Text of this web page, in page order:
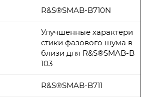
R&S®SMAB-B710N
Улучшенные характери
стики фазового шума в
близи для R&S®SMAB-B
103
R&S®SMAB-B711